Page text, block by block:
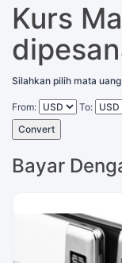
Kurs
Silahkan pilih mata
From: To:
Convert
Bayar